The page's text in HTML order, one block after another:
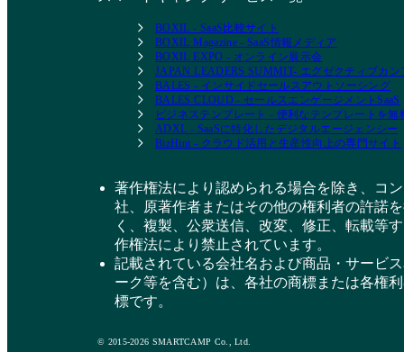
ーーーーーーーーーーーーーーーーーーーーーー
ーーーーーーーーーーーーーーーーーー
monday.com の高度なセキュリティシステム ーー
ーーーーーーーーーーーーーーーーーーーーーー
ーーーーーーーーーーーーーーーーーーー ・二
段階認証 ・SSO＆SAML ・IP制限 ・SCIM プロビ
ジョニング ・高度な権限設定 ・セッション制
BOXIL - SaaS比較サイト
BOXIL Magazine - SaaS情報メディア
BOXIL EXPO - オンライン展示会
JAPAN LEADERS SUMMIT- エグゼクティブカン
BALES - インサイドセールスアウトソーシング
BALES CLOUD - セールスエンゲージメントSaaS
ビジネステンプレート - 便利なテンプレートを無
ADXL - SaaSに特化したデジタルエージェンシー
BizHint - クラウド活用と生産性向上の専門サイト
著作権法により認められる場合を除き、コ
社、原著作者またはその他の権利者の許諾
く、複製、公衆送信、改変、修正、転載等
作権法により禁止されています。
記載されている会社名および商品・サービ
ーク等を含む）は、各社の商標または各権
標です。
© 2015-2026 SMARTCAMP Co., Ltd.